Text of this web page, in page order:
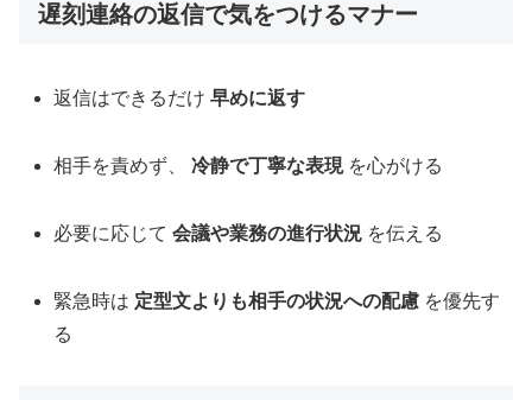
遅刻連絡の返信で気をつけるマナー
返信はできるだけ早めに返す
相手を責めず、冷静で丁寧な表現を心がける
必要に応じて会議や業務の進行状況 を伝える
緊急時は 定型文よりも相手の状況への配慮 を優先す
る